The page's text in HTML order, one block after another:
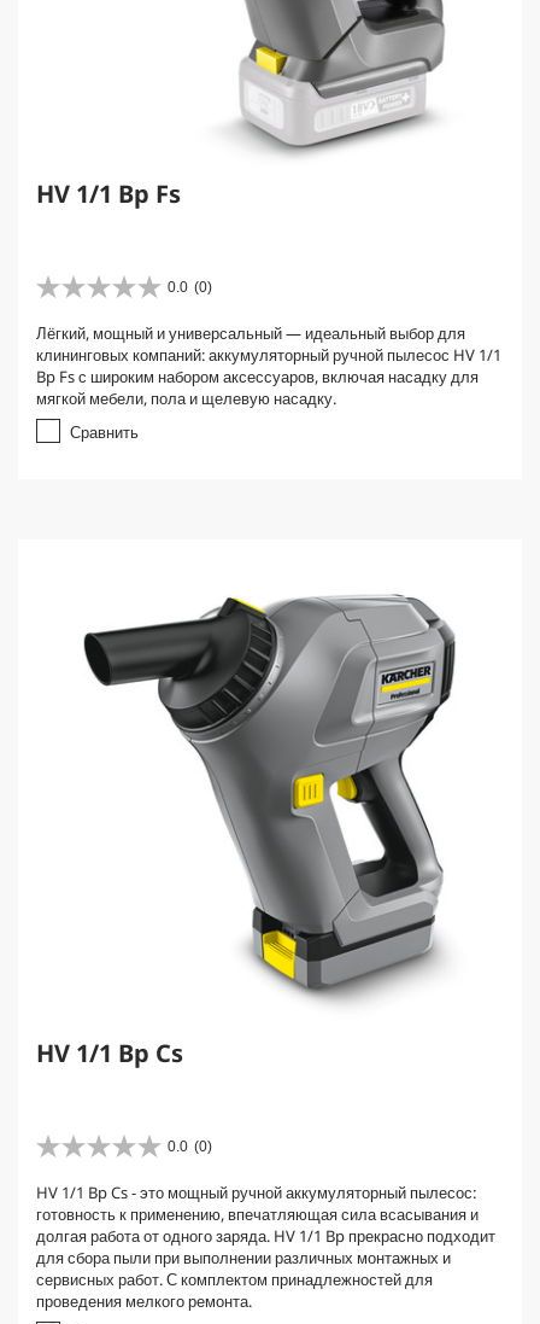
HV 1/1 Bp Fs
0.0 (0)
0
0
и
з
5
в
Лёгкий, мощный и универсальный — идеальный выбор для
клининговых компаний: аккумуляторный ручной пылесос HV 1/1
Bp Fs с широким набором аксессуаров, включая насадку для
мягкой мебели, пола и щелевую насадку.
Сравнить
HV 1/1 Bp Cs
0.0 (0)
0
0
и
з
5
з
в
HV 1/1 Bp Cs - это мощный ручной аккумуляторный пылесос:
готовность к применению, впечатляющая сила всасывания и
долгая работа от одного заряда. HV 1/1 Bp прекрасно подходит
для сбора пыли при выполнении различных монтажных и
сервисных работ. С комплектом принадлежностей для
проведения мелкого ремонта.